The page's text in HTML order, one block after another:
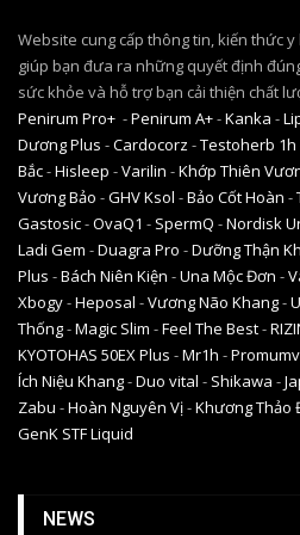
Website cung cấp thông tin, kiến thức
giúp bạn đưa ra những quyết định
sức khỏe và hỗ trợ bạn cải thiện chất
Penirum Pro+ -Penirum A+-Kanka -
Dương Plus -Cardocorz -Testoherb 1h
Bắc-Hisleep -Varilin -Khớp Thiên
Vương Bảo -GHV Ksol -Bảo Cốt Hoàn -
Gastosic-OvaQ1 - SpermQ -Nordisk
Ladi Gem -Duagra Pro -Dưỡng Thận
Plus -Bách Niên Kiện -Una Mộc Đơn -
Xbogy-Heposal -Vương Não Khang-
Thống-Magic Slim -Feel The Best-
KYOTOHAS 50EX Plus -Mr1h -
Ích Niệu Khang-Duo vital - Shikawa -
Zabu -Hoàn Nguyên Vị-Khương Thảo
GenK STF Liquid
NEWS